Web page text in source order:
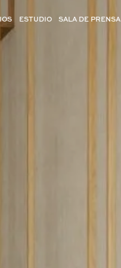
ESTUDIO SALA DE PRENSA